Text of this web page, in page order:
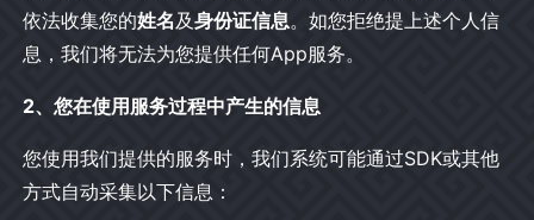
依法收集您的姓名及身份证信息。如您拒绝提上述个人信
息，我们将无法为您提供任何App服务。
2、您在使用服务过程中产生的信息
您使用我们提供的服务时，我们系统可能通过SDK或其他
方式自动采集以下信息：